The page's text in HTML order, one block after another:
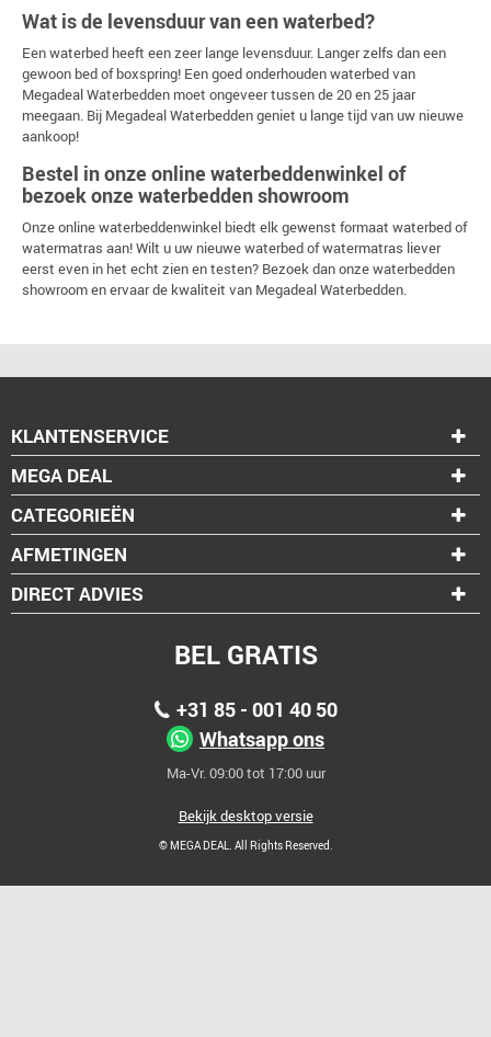
Wat is de levensduur van een waterbed?
Een waterbed heeft een zeer lange levensduur. Langer zelfs dan een
gewoon bed of boxspring! Een goed onderhouden waterbed van
Megadeal Waterbedden moet ongeveer tussen de 20 en 25 jaar
meegaan. Bij Megadeal Waterbedden geniet u lange tijd van uw nieuwe
aankoop!
Bestel in onze online waterbeddenwinkel of
bezoek onze waterbedden showroom
Onze online waterbeddenwinkel biedt elk gewenst formaat waterbed of
watermatras aan! Wilt u uw nieuwe waterbed of watermatras liever
eerst even in het echt zien en testen? Bezoek dan onze waterbedden
showroom en ervaar de kwaliteit van Megadeal Waterbedden.
KLANTENSERVICE
MEGA DEAL
CATEGORIEËN
AFMETINGEN
DIRECT ADVIES
BEL GRATIS
+31 85 - 001 40 50
Whatsapp ons
Ma-Vr. 09:00 tot 17:00 uur
Bekijk desktop versie
© MEGA DEAL. All Rights Reserved.